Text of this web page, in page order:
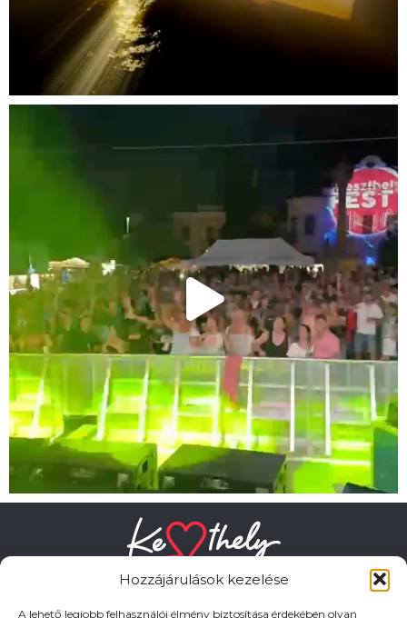
Hozzájárulások kezelése
A lehető legjobb felhasználói élmény biztosítása érdekében olyan